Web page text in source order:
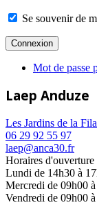
Se souvenir de
Mot de passe
Laep Anduze
Les Jardins de la
06 29 92 55 97
laep@anca30.fr
Horaires d'ouverture
Lundi de 14h30 à
Mercredi de 09h00
Vendredi de 09h00